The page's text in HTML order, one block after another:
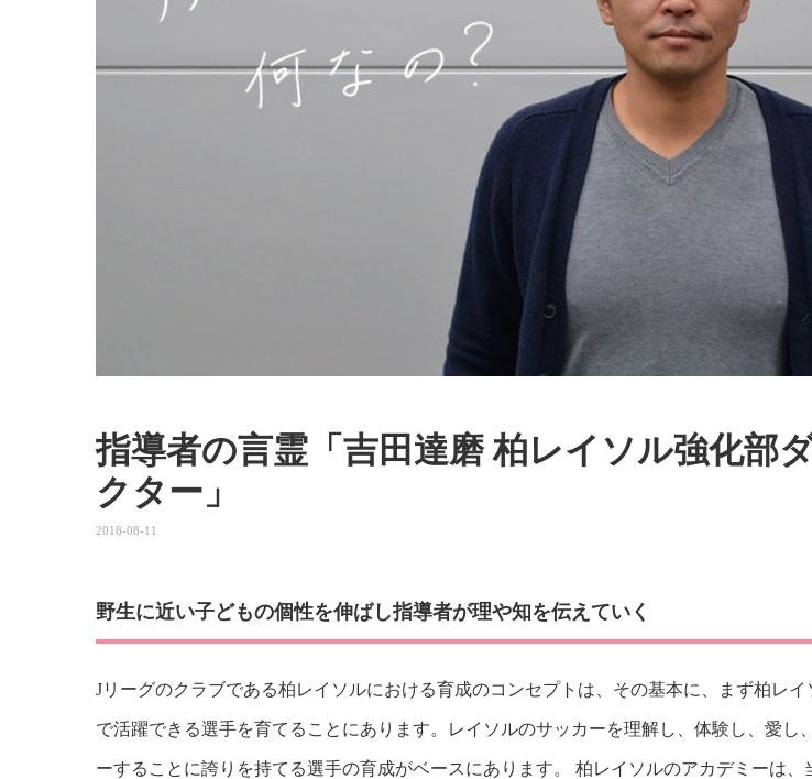
指導者の言霊「吉田達磨 柏レイソル強化部
クター」
2018-08-11
野生に近い子どもの個性を伸ばし指導者が理や知を伝えていく
Jリーグのクラブである柏レイソルにおける育成のコンセプトは、その基本に、まず柏レ
で活躍できる選手を育てることにあります。レイソルのサッカーを理解し、体験し、愛し
ーすることに誇りを持てる選手の育成がベースにあります。 柏レイソルのアカデミーは、